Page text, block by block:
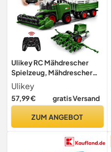
Ulikey RC Mähdrescher
Spielzeug, Mähdrescher
Ferngesteuert Groß, RC
Traktor Spielzeug Kinder
Rasenmaeher mit
und Ton, Harvester
Spielzeug ab 3 4 5 6 Jahre
Ulikey
57,99 € gratis Versand
ZUM ANGEBOT